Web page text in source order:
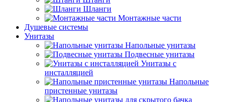
Шланги
Монтажные части
Душевые системы
Унитазы
Напольные унитазы
Подвесные унитазы
Унитазы с
инсталляцией
Напольные
пристенные унитазы